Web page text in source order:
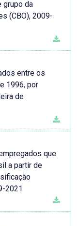
grupo da
(CBO), 2009-
entre os
1996, por
de
que
a partir de
2021